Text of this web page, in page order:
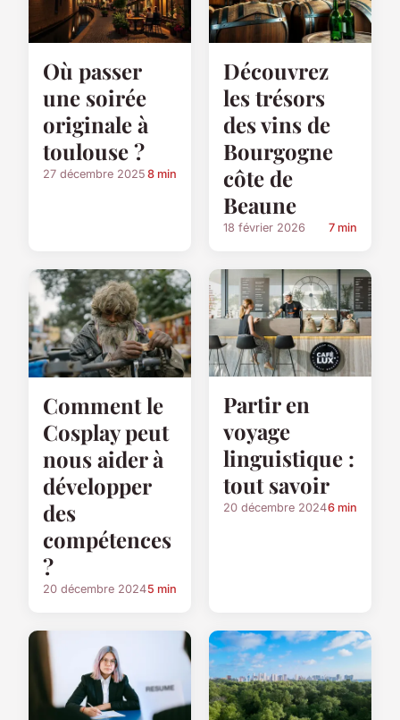
Où passer
une soirée
originale à
toulouse ?
27 décembre 2025 8 min
Découvrez
les trésors
des vins de
Bourgogne
côte de
Beaune
18 février 2026 7 min
Comment le
Cosplay peut
nous aider à
développer
des
compétences
?
20 décembre 20245 min
Partir en
voyage
linguistique :
tout savoir
20 décembre 20246 min